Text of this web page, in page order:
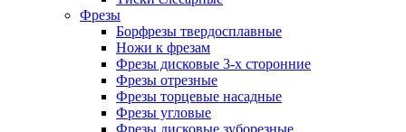
Фрезы
Борфрезы твердосплавные
Ножи к фрезам
Фрезы дисковые 3-х сторонние
Фрезы отрезные
Фрезы торцевые насадные
Фрезы угловые
Фрезы дисковые зуборезные